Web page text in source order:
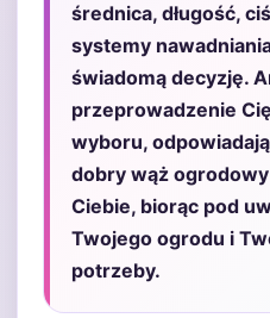
średnica, długość,
systemy
świadomą decyzję.
przeprowadzenie
wyboru,
dobry wąż
Ciebie, biorąc pod
Twojego ogrodu i
potrzeby.